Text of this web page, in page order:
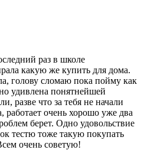
раз в школе
какую же купить для дома.
голову сломаю пока пойму как
удивлена понятнейшей
разве что за тебя не начали
очень хорошо уже два
берет. Одно удовольствие
тестю тоже такую покупать
очень советую!